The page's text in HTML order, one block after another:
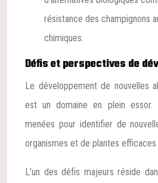
résistance des champignons
chimiques.
Défis et perspectives de
Le développement de nouvelles
est un domaine en plein essor.
menées pour identifier de
organismes et de plantes
L’un des défis majeurs réside